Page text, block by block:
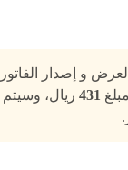
و إصدار
431 ريال، وسيتم